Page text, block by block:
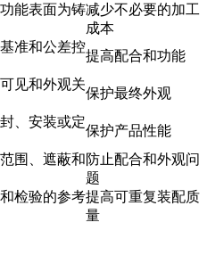
能表面为铸减少不必要的加工
成本
准和公差控
提高配合和功能
见和外观关
保护最终外观
、安装或定
保护产品性能
围、遮蔽和防止配合和外观问
题
检验的参考提高可重复装配质
量